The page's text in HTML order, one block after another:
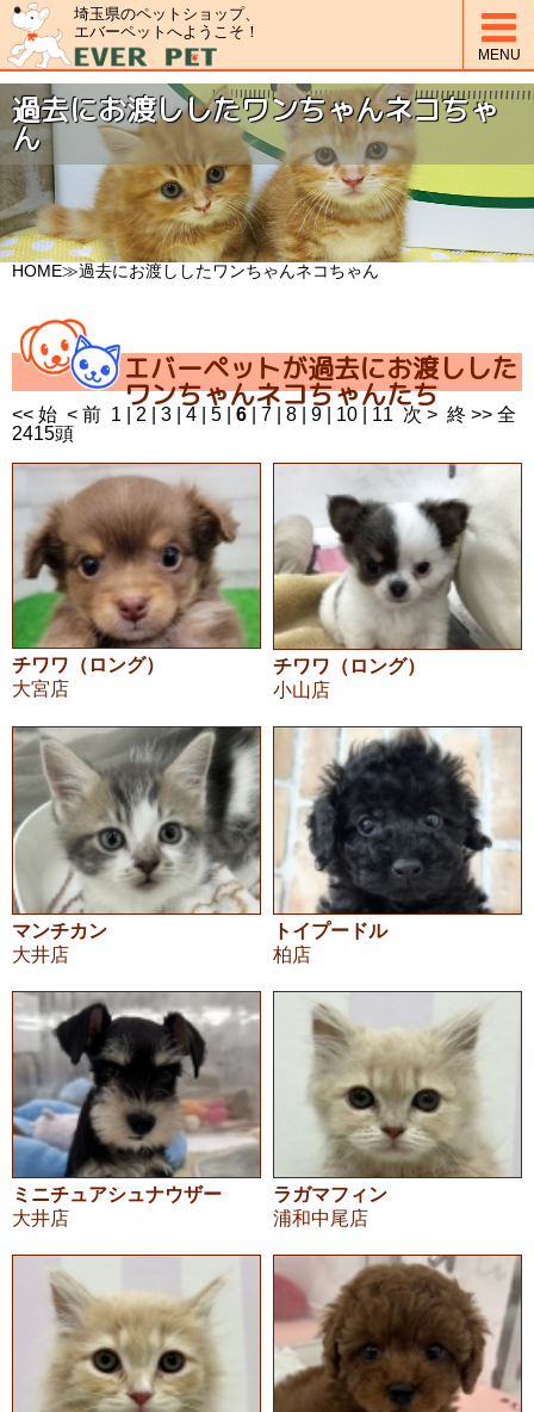
埼玉県のペットショップ、
エバーペットへようこそ！

MENU
過去にお渡ししたワンちゃんネコちゃ
ん
HOME≫過去にお渡ししたワンちゃんネコちゃん
エバーペットが過去にお渡しした
ワンちゃんネコちゃんたち
<< 始 < 前 1 2 3 4 5 6 7 8 9 10 11 次 > 終 >> 全
2415頭
チワワ（ロング）
大宮店
チワワ（ロング）
小山店
マンチカン
大井店
トイプードル
柏店
ミニチュアシュナウザー
大井店
ラガマフィン
浦和中尾店